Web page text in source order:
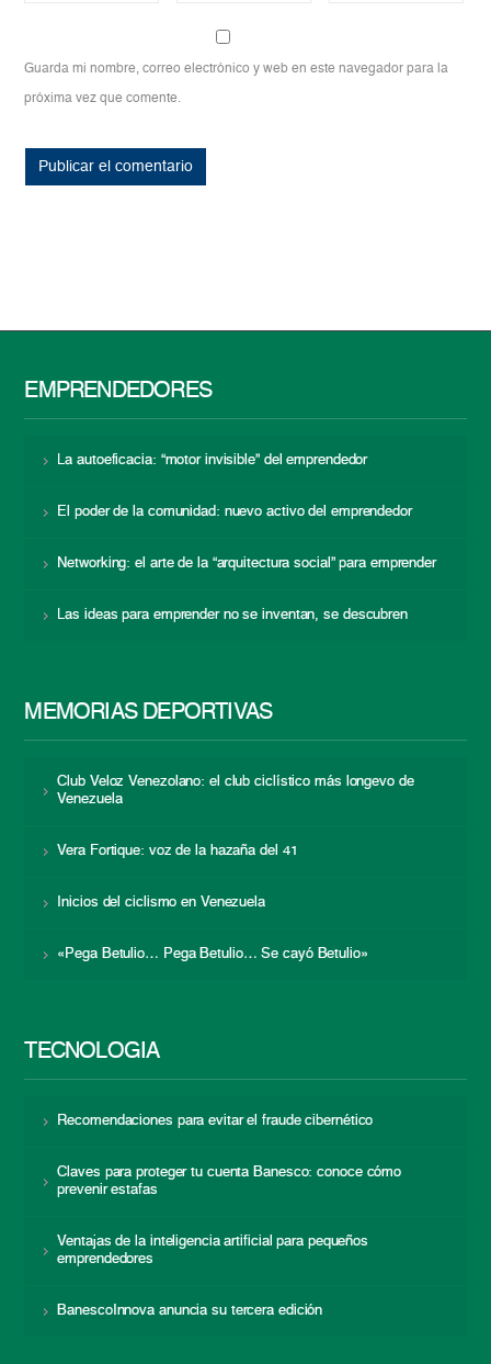
Guarda mi nombre, correo electrónico y web en este navegador para la
próxima vez que comente.
EMPRENDEDORES
La autoeficacia: “motor invisible” del emprendedor
El poder de la comunidad: nuevo activo del emprendedor
Networking: el arte de la “arquitectura social” para emprender
Las ideas para emprender no se inventan, se descubren
MEMORIAS DEPORTIVAS
Club Veloz Venezolano: el club ciclístico más longevo de
Venezuela
Vera Fortique: voz de la hazaña del 41
Inicios del ciclismo en Venezuela
«Pega Betulio… Pega Betulio… Se cayó Betulio»
TECNOLOGÍA
Recomendaciones para evitar el fraude cibernético
Claves para proteger tu cuenta Banesco: conoce cómo
prevenir estafas
Ventajas de la inteligencia artificial para pequeños
emprendedores
BanescoInnova anuncia su tercera edición